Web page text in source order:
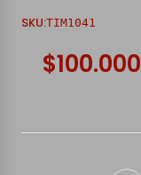
SKU:TIM1041
$100.000